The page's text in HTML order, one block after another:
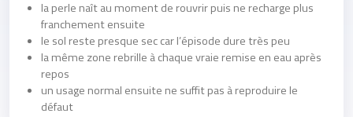
la perle naît au moment de rouvrir puis ne recharge plus
franchement ensuite
le sol reste presque sec car l’épisode dure très peu
la même zone rebrille à chaque vraie remise en eau après
repos
un usage normal ensuite ne suffit pas à reproduire le
défaut